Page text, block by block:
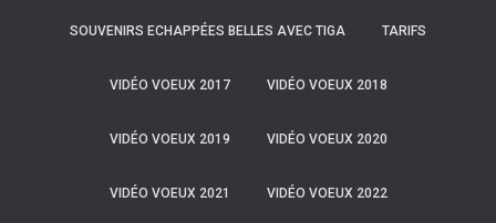
SOUVENIRS ECHAPPÉES BELLES AVEC TIGA TARIFS
VIDÉO VOEUX 2017 VIDÉO VOEUX 2018
VIDÉO VOEUX 2019 VIDÉO VOEUX 2020
VIDÉO VOEUX 2021 VIDÉO VOEUX 2022